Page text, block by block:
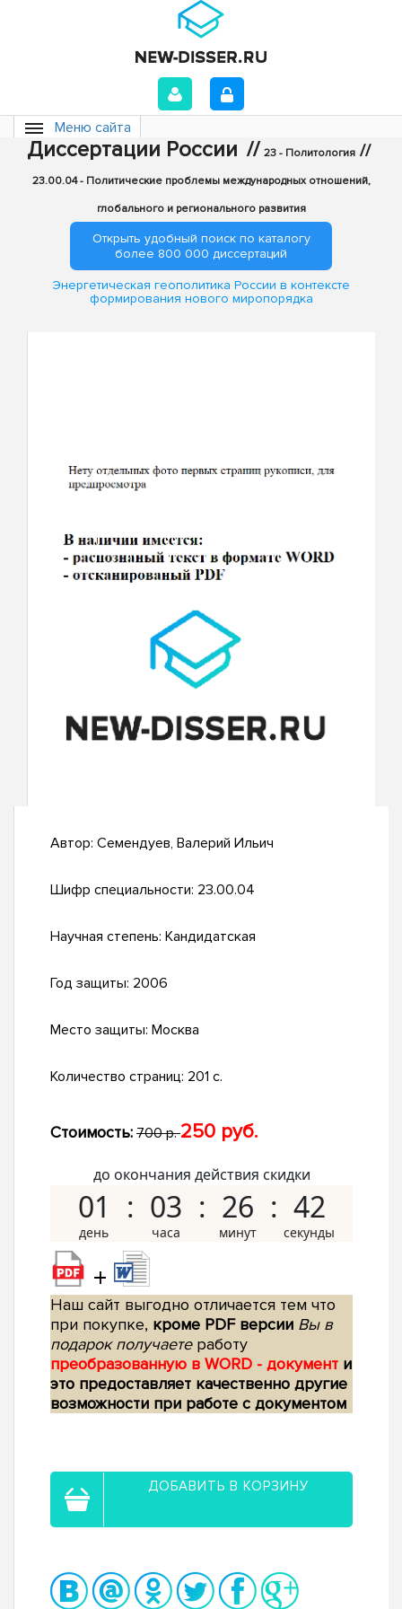
Меню сайта
Диссертации России // 23 - Политология //
23.00.04 - Политические проблемы международных отношений,
глобального и регионального развития
Открыть удобный поиск по каталогу
более 800 000 диссертаций
Энергетическая геополитика России в контексте
формирования нового миропорядка
Автор: Семендуев, Валерий Ильич
Шифр специальности: 23.00.04
Научная степень: Кандидатская
Год защиты: 2006
Место защиты: Москва
Количество страниц: 201 с.
Стоимость: 700 р.250 руб.
до окончания действия скидки
01 03 26 41
+
Наш сайт выгодно отличается тем что
при покупке, кроме PDF версии Вы в
подарок получаетеработу
преобразованную в WORD - документ и
это предоставляет качественно другие
возможности при работе с документом
ДОБАВИТЬ В КОРЗИНУ